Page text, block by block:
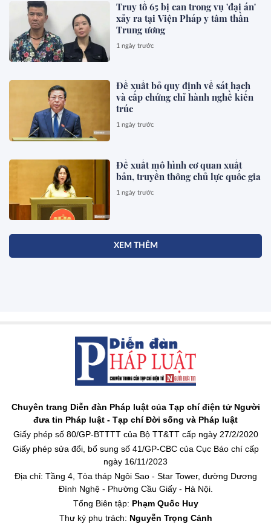
Truy tố 65 bị can trong vụ 'đại án'
xảy ra tại Viện Pháp y tâm thần
Trung ương
1 ngày trước
Đề xuất bỏ quy định về sát hạch
và cấp chứng chỉ hành nghề kiến
trúc
1 ngày trước
Đề xuất mô hình cơ quan xuất
bản, truyền thông chủ lực quốc gia
1 ngày trước
XEM THÊM
Chuyên trang Diễn đàn Pháp luật của Tạp chí điện tử Người
đưa tin Pháp luật - Tạp chí Đời sống và Pháp luật
Giấy phép số 80/GP-BTTTT của Bộ TT&TT cấp ngày 27/2/2020
Giấy phép sửa đổi, bổ sung số 41/GP-CBC của Cục Báo chí cấp
ngày 16/11/2023
Địa chỉ: Tầng 4, Tòa tháp Ngôi Sao - Star Tower, đường Dương
Đình Nghệ - Phường Cầu Giấy - Hà Nội.
Tổng Biên tập: Phạm Quốc Huy
Thư ký phụ trách: Nguyễn Trọng Cảnh